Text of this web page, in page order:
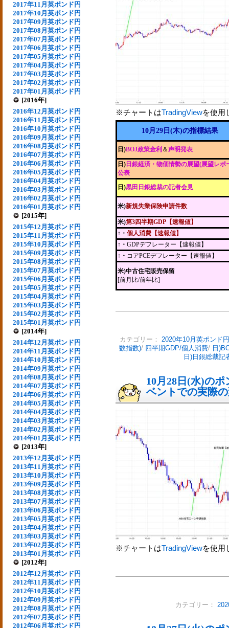
2017年11月英ポンド円
2017年10月英ポンド円
2017年09月英ポンド円
2017年08月英ポンド円
2017年07月英ポンド円
2017年06月英ポンド円
2017年05月英ポンド円
2017年04月英ポンド円
2017年03月英ポンド円
2017年02月英ポンド円
2017年01月英ポンド円
[2016年]
2016年12月英ポンド円
2016年11月英ポンド円
2016年10月英ポンド円
2016年09月英ポンド円
2016年08月英ポンド円
2016年07月英ポンド円
2016年06月英ポンド円
2016年05月英ポンド円
2016年04月英ポンド円
2016年03月英ポンド円
2016年02月英ポンド円
2016年01月英ポンド円
[2015年]
2015年12月英ポンド円
2015年11月英ポンド円
2015年10月英ポンド円
2015年09月英ポンド円
2015年08月英ポンド円
2015年07月英ポンド円
2015年06月英ポンド円
2015年05月英ポンド円
2015年04月英ポンド円
2015年03月英ポンド円
2015年02月英ポンド円
2015年01月英ポンド円
[2014年]
2014年12月英ポンド円
2014年11月英ポンド円
2014年10月英ポンド円
2014年09月英ポンド円
2014年08月英ポンド円
2014年07月英ポンド円
2014年06月英ポンド円
2014年05月英ポンド円
2014年04月英ポンド円
2014年03月英ポンド円
2014年02月英ポンド円
2014年01月英ポンド円
[2013年]
2013年12月英ポンド円
2013年11月英ポンド円
2013年10月英ポンド円
2013年09月英ポンド円
2013年08月英ポンド円
2013年07月英ポンド円
2013年06月英ポンド円
2013年05月英ポンド円
2013年04月英ポンド円
2013年03月英ポンド円
2013年02月英ポンド円
2013年01月英ポンド円
[2012年]
2012年12月英ポンド円
2012年11月英ポンド円
2012年10月英ポンド円
2012年09月英ポンド円
2012年08月英ポンド円
2012年07月英ポンド円
2012年06月英ポンド円
※チャートはTradingViewを使用
10月29日(木)の指標結果
日)BOJ政策金利 ＆声明発表
日) 日銀経済・物価情勢の展望(展望レポ
公表
日)黒田日銀総裁の記者会見
米)新規失業保険申請件数
米)第3四半期GDP【速報値】
↑・ 個人消費【速報値】
↑・ GDPデフレーター【速報値】
↑・ コアPCEデフレーター【速報値】
米)中古住宅販売保留
[前月比/前年比]
カテゴリー： 2020年10月英ポンド円
数指数)/ 四半期GDP/個人消費/ 日
日)日銀総裁記
10月28日(水)の
ベントでの実際
※チャートはTradingViewを使用
カテゴリー：